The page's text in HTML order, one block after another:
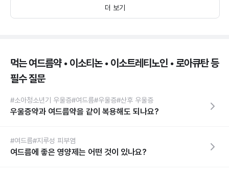
더 보기
먹는 여드름약 • 이소티논 • 이소트레티노인 • 로아큐탄 등
필수 질문
#소아청소년기 우울증#여드름#우울증#산후 우울증
우울증약과 여드름약을 같이 복용해도 되나요?
#여드름#지루성 피부염
여드름에 좋은 영양제는 어떤 것이 있나요?